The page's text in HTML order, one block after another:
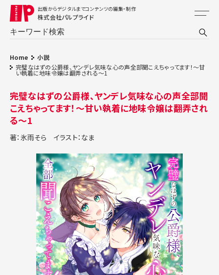
出版からデジタルまでコンテンツの編集・制作
株式会社パルプライド
Home
小説
完璧なはずの公爵様、ヤンデレ気味な心の声全部聞こえちゃってます！～甘
い執着に地味令嬢は翻弄される～1
完璧なはずの公爵様、ヤンデレ気味な心の声全部聞
こえちゃってます！～甘い執着に地味令嬢は翻弄され
る～1
著：氷雨そら イラスト：なま